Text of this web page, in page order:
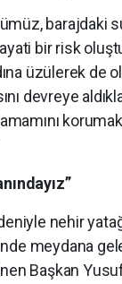
barajdaki
bir risk
üzülerek de
devreye
korumak
nehir
meydana
Başkan